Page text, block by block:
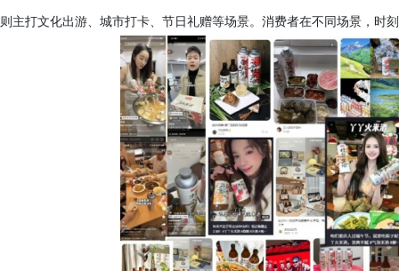
则主打文化出游、城市打卡、节日礼赠等场景。消费者在不同场景，时